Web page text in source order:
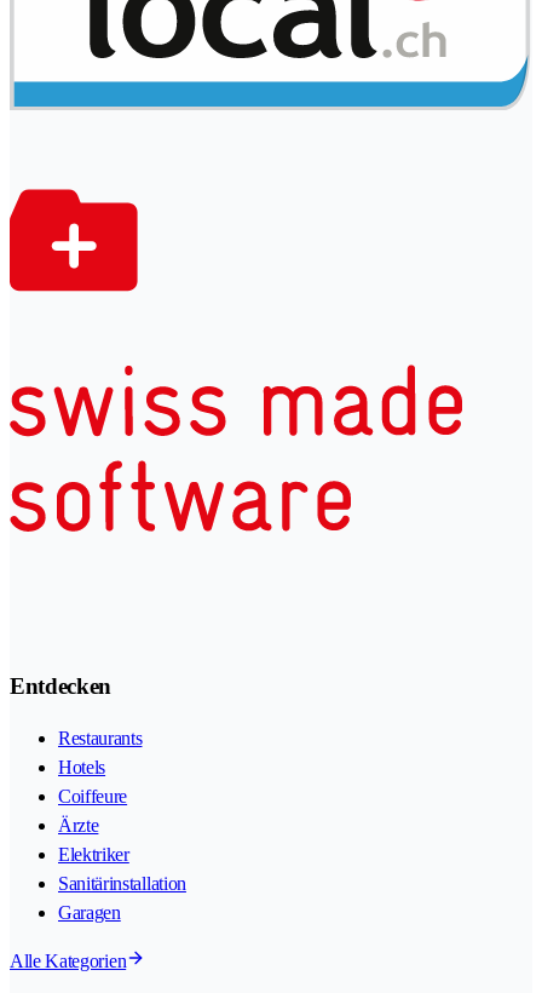
Entdecken
Restaurants
Hotels
Coiffeure
Ärzte
Elektriker
Sanitärinstallation
Garagen
Alle Kategorien